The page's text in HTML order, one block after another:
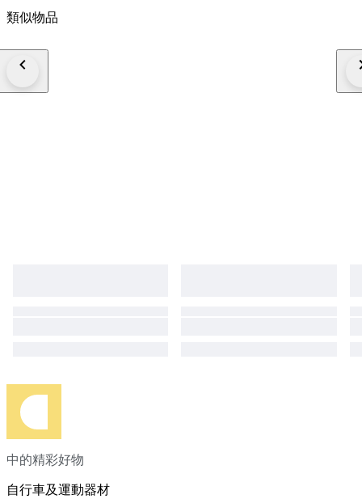
類似物品
中的精彩好物
自行車及運動器材